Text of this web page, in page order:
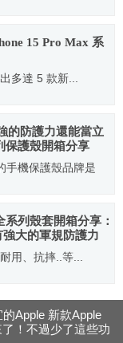
15 Pro Max 系
多達 5 款新...
的防護力還能當立
保護殼開箱分享
手機保護殼品牌是
系列殼套開箱分享：
大的軍規防護力
用、抗摔..等...
的Apple 新款Apple
了！不過少了這些功